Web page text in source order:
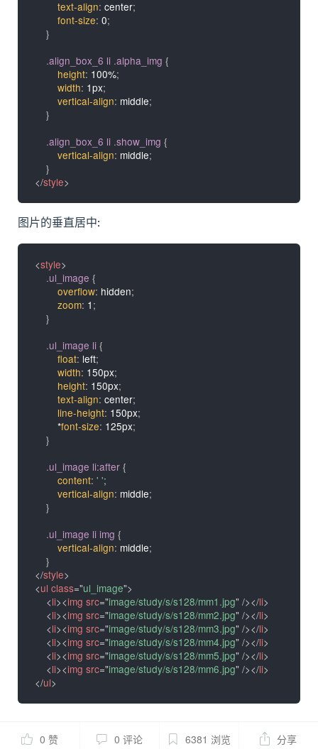
text-align: center;
font-size: 0;
}
.align_box_6 li .alpha_img {
height: 100%;
width: 1px;
vertical-align: middle;
}
.align_box_6 li .show_img {
vertical-align: middle;
}
</style>
图片的垂直居中:
<style>
.ul_image {
overflow: hidden;
zoom: 1 ;
}
.ul_image li {
float: left;
width: 150px;
height: 150px;
text-align: center;
line-height: 150px;
        *
font-size: 125px;
}
.ul_image li:after {
content: ' ';
vertical-align: middle;
}
.ul_image li img {
vertical-align: middle;
}
</style>
<ul class="ul_image">
<li><img src="image/study/s/s128/mm1.jpg" /></li>
<li><img src="image/study/s/s128/mm2.jpg" /></li>
<li><img src="image/study/s/s128/mm3.jpg" /></li>
<li><img src="image/study/s/s128/mm4.jpg" /></li>
<li><img src="image/study/s/s128/mm5.jpg" /></li>
<li><img src="image/study/s/s128/mm6.jpg" /></li>
</ul>
0 赞 0 评论 6381 浏览 分享